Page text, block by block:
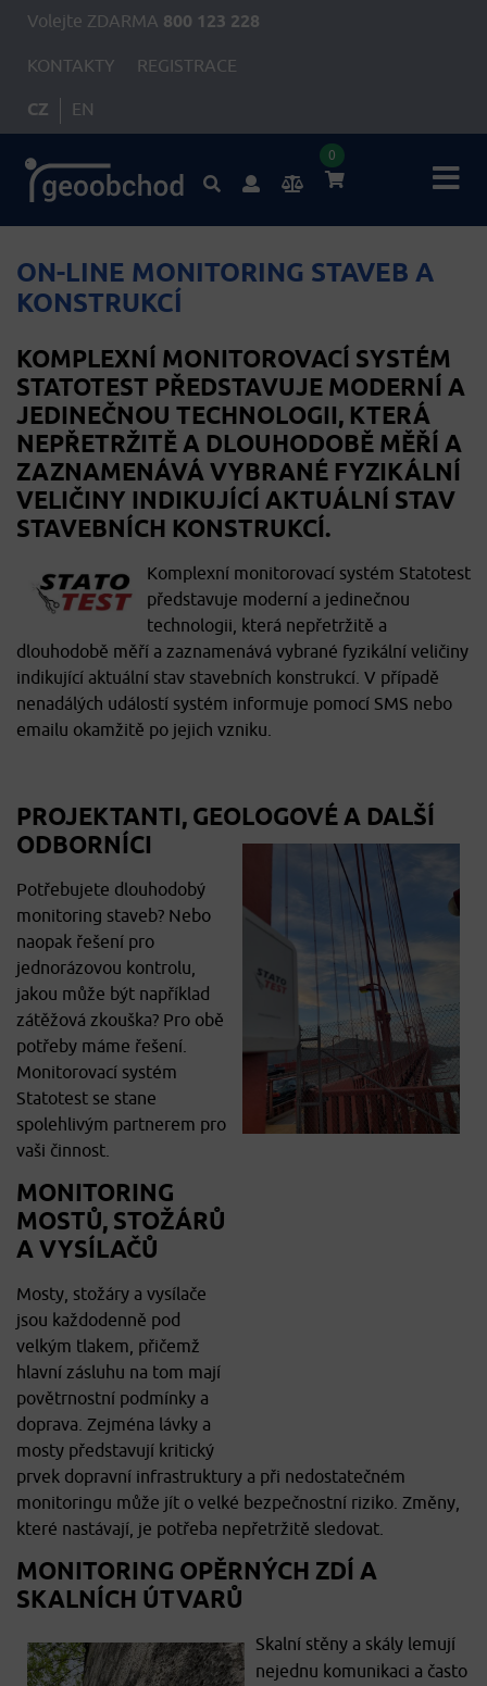
Volejte ZDARMA 800 123 228
KONTAKTY REGISTRACE
CZ EN
0
ON-LINE MONITORING STAVEB A
KONSTRUKCÍ
KOMPLEXNÍ MONITOROVACÍ SYSTÉM
STATOTEST PŘEDSTAVUJE MODERNÍ A
JEDINEČNOU TECHNOLOGII, KTERÁ
NEPŘETRŽITĚ A DLOUHODOBĚ MĚŘÍ A
ZAZNAMENÁVÁ VYBRANÉ FYZIKÁLNÍ
VELIČINY INDIKUJÍCÍ AKTUÁLNÍ STAV
STAVEBNÍCH KONSTRUKCÍ.
Komplexní monitorovací systém Statotest
představuje moderní a jedinečnou
technologii, která nepřetržitě a
dlouhodobě měří a zaznamenává vybrané fyzikální veličiny
indikující aktuální stav stavebních konstrukcí. V případě
nenadálých událostí systém informuje pomocí SMS nebo
emailu okamžitě po jejich vzniku.
PROJEKTANTI, GEOLOGOVÉ A DALŠÍ
ODBORNÍCI
Potřebujete dlouhodobý
monitoring staveb? Nebo
naopak řešení pro
jednorázovou kontrolu,
jakou může být například
zátěžová zkouška? Pro obě
potřeby máme řešení.
Monitorovací systém
Statotest se stane
spolehlivým partnerem pro
vaši činnost.
MONITORING
MOSTŮ, STOŽÁRŮ
A VYSÍLAČŮ
Mosty, stožáry a vysílače
jsou každodenně pod
velkým tlakem, přičemž
hlavní zásluhu na tom mají
povětrnostní podmínky a
doprava. Zejména lávky a
mosty představují kritický
prvek dopravní infrastruktury a při nedostatečném
monitoringu může jít o velké bezpečnostní riziko. Změny,
které nastávají, je potřeba nepřetržitě sledovat.
MONITORING OPĚRNÝCH ZDÍ A
SKALNÍCH ÚTVARŮ
Skalní stěny a skály lemují
nejednu komunikaci a často